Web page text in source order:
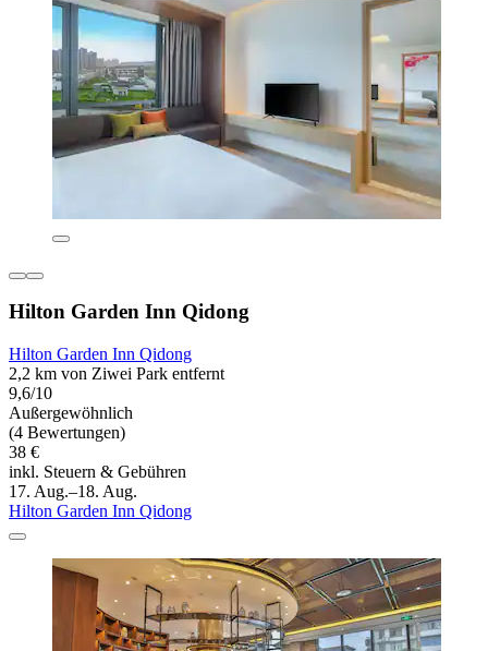
Hilton Garden Inn Qidong
Hilton Garden Inn Qidong
2,2 km von Ziwei Park entfernt
9,6/10
Außergewöhnlich
(4 Bewertungen)
38 €
inkl. Steuern & Gebühren
17. Aug.–18. Aug.
Hilton Garden Inn Qidong